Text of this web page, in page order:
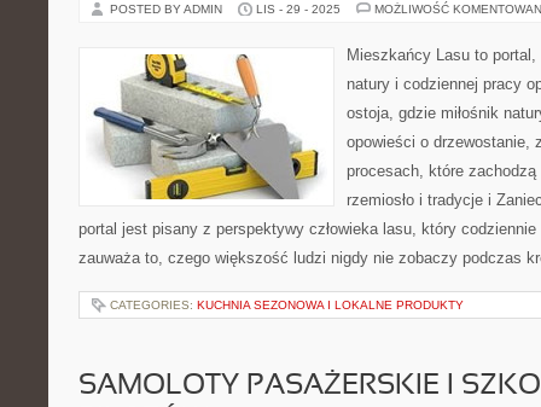
POSTED BY ADMIN LIS - 29 - 2025 MOŻLIWOŚĆ
Mieszkańcy Lasu to
natury i codziennej pracy
ostoja, gdzie miłośnik
opowieści o drzewostanie,
procesach, które zachodzą
rzemiosło i tradycje i
portal jest pisany z perspektywy człowieka lasu, który
zauważa to, czego większość ludzi nigdy nie zobaczy podczas
CATEGORIES: KUCHNIA SEZONOWA I LOKALNE PRODUKTY
SAMOLOTY PASAŻERSKIE I